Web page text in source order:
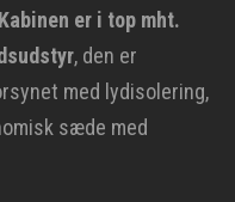
Kabinen er i top mht.
, den er
med lydisolering,
sæde med